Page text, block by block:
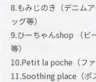
8.もみじのき（デニム
ッグ等）
​9.ひーちゃんshop （ビ
等）
10.Petit la poche（ファ
11.Soothing place（ポ